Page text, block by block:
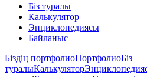
Біз туралы
Калькулятор
Энциклопедиясы
Байланыс
Біздің портфолиоПортфолиоБіз
туралыКалькулятор